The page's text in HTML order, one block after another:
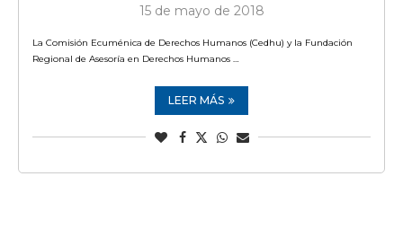
15 de mayo de 2018
La Comisión Ecuménica de Derechos Humanos (Cedhu) y la Fundación
Regional de Asesoría en Derechos Humanos …
LEER MÁS